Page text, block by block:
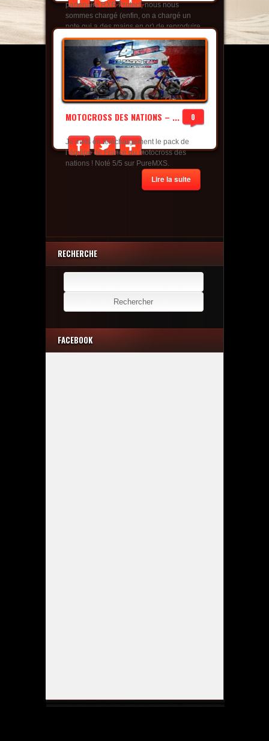
partenaire RXR Protect, nous nous
sommes chargé (enfin, on a chargé un
pote qui a des mains en or) de reproduire
plusieurs RXR Protect version 2016 dans
Mx Simulator ! Pour le télécharger, cliquez
simplement sur le bouton ci-dessous. Un
grand merci à Patate pour la réalisation,
n’oubliez pas d...
Lire la suite
0
MOTOCROSS DES NATIONS – ...
Je mets en téléchargement le pack de
l’équipe de France du motocross des
nations ! Noté 5/5 sur PureMXS.
Lire la suite
RECHERCHE
Rechercher :
FACEBOOK